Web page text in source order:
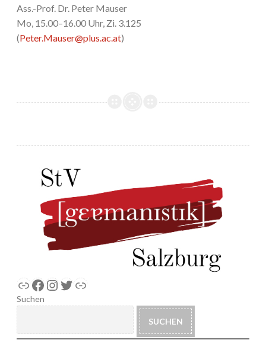
Ass.-Prof. Dr. Peter Mauser
Mo, 15.00–16.00 Uhr, Zi. 3.125
(Peter.Mauser@plus.ac.at)
LinkFacebook
Instagram
Twitter
Link
Suchen
SUCHEN